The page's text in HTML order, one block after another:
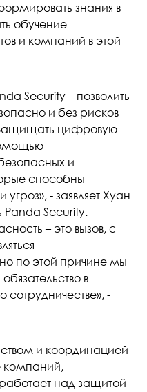
знания в
обучение
и компаний в этой
Security – позволить
и без рисков
Защищать цифровую
и
способны
- заявляет Хуан
Panda Security.
– это вызов, с
по этой причине мы
в
сотрудничестве», -
и координацией
компаний,
над защитой